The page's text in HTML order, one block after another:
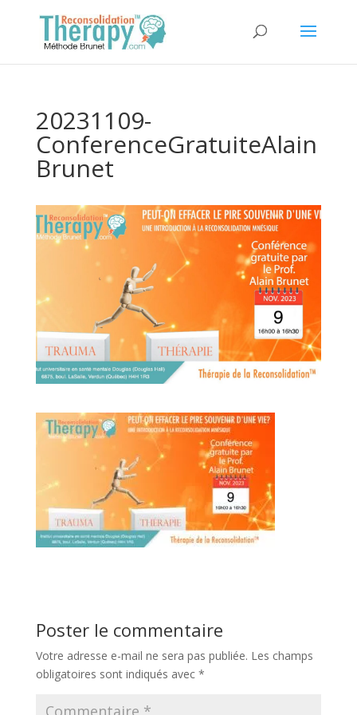
20231109-
ConferenceGratuiteAlain
Brunet
Poster le commentaire
Votre adresse e-mail ne sera pas publiée. Les champs
obligatoires sont indiqués avec *